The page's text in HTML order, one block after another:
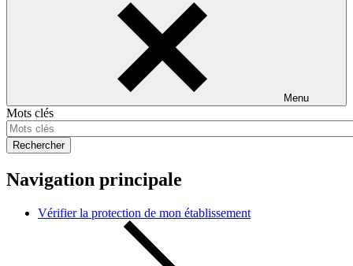
Menu
Mots clés
Rechercher
Navigation principale
Vérifier la protection de mon établissement